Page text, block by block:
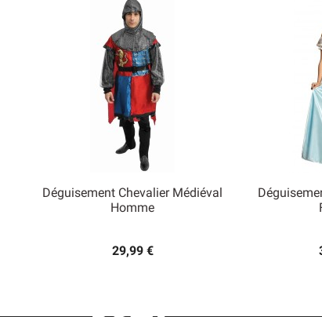
Déguisement Chevalier Médiéval
Homme
29,99 €
Aperçu rapide